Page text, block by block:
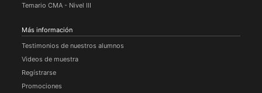
Temario CMA - Nivel III
Más información
Testimonios de nuestros alumnos
Videos de muestra
Regístrarse
Promociones